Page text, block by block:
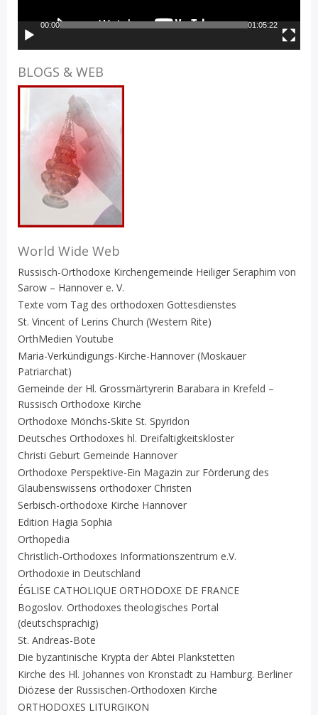
00:00 01:05:22
BLOGS & WEB
World Wide Web
Russisch-Orthodoxe Kirchengemeinde Heiliger Seraphim von
Sarow – Hannover e. V.
Texte vom Tag des orthodoxen Gottesdienstes
St. Vincent of Lerins Church (Western Rite)
OrthMedien Youtube
Maria-Verkündigungs-Kirche-Hannover (Moskauer
Patriarchat)
Gemeinde der Hl. Grossmärtyrerin Barabara in Krefeld –
Russisch Orthodoxe Kirche
Orthodoxe Mönchs-Skite St. Spyridon
Deutsches Orthodoxes hl. Dreifaltigkeitskloster
Christi Geburt Gemeinde Hannover
Orthodoxe Perspektive-Ein Magazin zur Förderung des
Glaubenswissens orthodoxer Christen
Serbisch-orthodoxe Kirche Hannover
Edition Hagia Sophia
Orthopedia
Christlich-Orthodoxes Informationszentrum e.V.
Orthodoxie in Deutschland
ÉGLISE CATHOLIQUE ORTHODOXE DE FRANCE
Bogoslov. Orthodoxes theologisches Portal
(deutschsprachig)
St. Andreas-Bote
Die byzantinische Krypta der Abtei Plankstetten
Kirche des Hl. Johannes von Kronstadt zu Hamburg. Berliner
Diözese der Russischen-Orthodoxen Kirche
ORTHODOXES LITURGIKON